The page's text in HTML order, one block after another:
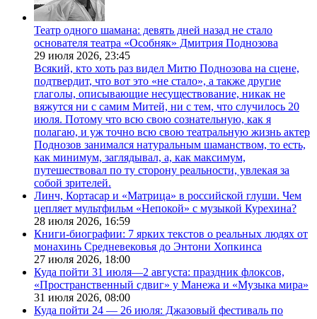
Театр одного шамана: девять дней назад не стало
основателя театра «Особняк» Дмитрия Поднозова
29 июля 2026, 23:45
Всякий, кто хоть раз видел Митю Поднозова на сцене,
подтвердит, что вот это «не стало», а также другие
глаголы, описывающие несуществование, никак не
вяжутся ни с самим Митей, ни с тем, что случилось 20
июля. Потому что всю свою сознательную, как я
полагаю, и уж точно всю свою театральную жизнь актер
Поднозов занимался натуральным шаманством, то есть,
как минимум, заглядывал, а, как максимум,
путешествовал по ту сторону реальности, увлекая за
собой зрителей.
Линч, Кортасар и «Матрица» в российской глуши. Чем
цепляет мультфильм «Непокой» с музыкой Курехина?
28 июля 2026, 16:59
Книги-биографии: 7 ярких текстов о реальных людях от
монахинь Средневековья до Энтони Хопкинса
27 июля 2026, 18:00
Куда пойти 31 июля—2 августа: праздник флоксов,
«Пространственный сдвиг» у Манежа и «Музыка мира»
31 июля 2026, 08:00
Куда пойти 24 — 26 июля: Джазовый фестиваль по